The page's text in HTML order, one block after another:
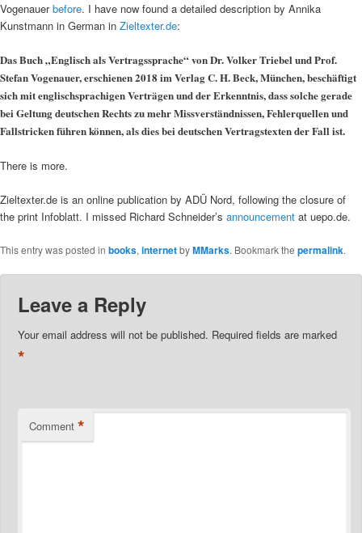
Vogenauerbefore. I have now found a detailed description by Annika
Kunstmann in German in Zieltexter.de:
Das Buch „Englisch als Vertragssprache“ von Dr. Volker Triebel und Prof.
Stefan Vogenauer, erschienen 2018 im Verlag C. H. Beck, München, beschäftigt
sich mit englischsprachigen Verträgen und der Erkenntnis, dass solche gerade
bei Geltung deutschen Rechts zu mehr Missverständnissen, Fehlerquellen und
Fallstricken führen können, als dies bei deutschen Vertragstexten der Fall ist.
There is more.
Zieltexter.de is an online publication by ADÜ Nord, following the closure of
the print Infoblatt. I missed Richard Schneider’s announcement at uepo.de.
This entry was posted in books, internetbyMMarks. Bookmark the permalink.
Leave a Reply
Your email address will not be published. Required fields are marked
*
Comment *